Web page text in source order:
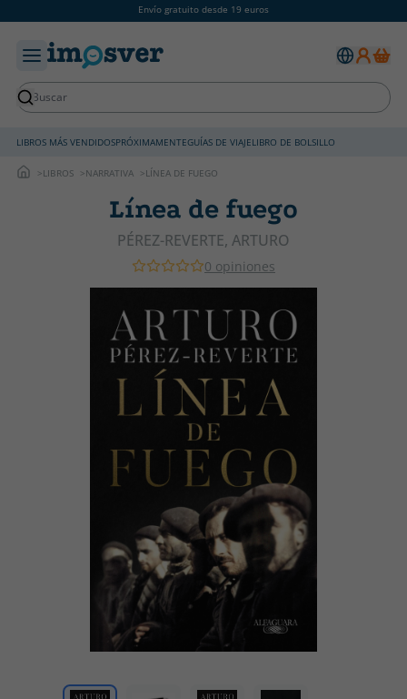
Envío gratuito desde 19 euros
LIBROS MÁS VENDIDOSPRÓXIMAMENTEGUÍAS DE VIAJELIBRO DE BOLSILLO
LIBROS NARRATIVA LÍNEA DE FUEGO
Línea de fuego
PÉREZ-REVERTE, ARTURO
0 opiniones